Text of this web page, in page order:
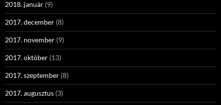
2018. január (9)
2017. december (8)
2017. november (9)
2017. október (13)
2017. szeptember (8)
2017. augusztus (3)